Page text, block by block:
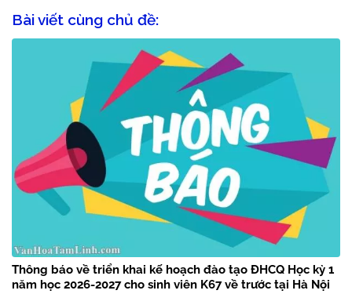
Bài viết cùng chủ đề:
Thông báo về triển khai kế hoạch đào tạo ĐHCQ Học kỳ 1
năm học 2026-2027 cho sinh viên K67 về trước tại Hà Nội